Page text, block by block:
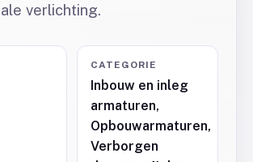
verlichting.
CATEGORIE
Inbouw en inleg
armaturen,
Opbouwarmaturen,
Verborgen